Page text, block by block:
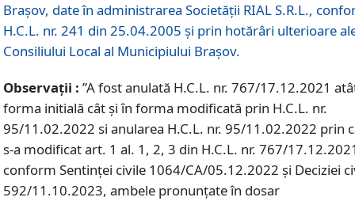
Braşov, date în administrarea Societăţii RIAL S.R.L.,
H.C.L. nr. 241 din 25.04.2005 și prin hotărâri ulterioare
Consiliului Local al Municipiului Braşov.
Observații : ”A fost anulată H.C.L. nr. 767/17.12.2021
forma initială cât și în forma modificată prin H.C.L. nr.
95/11.02.2022 si anularea H.C.L. nr. 95/11.02.2022 prin
s-a modificat art. 1 al. 1, 2, 3 din H.C.L. nr. 767/
conform Sentinței civile 1064/CA/05.12.2022 și Deciziei
592/11.10.2023, ambele pronunțate în dosar